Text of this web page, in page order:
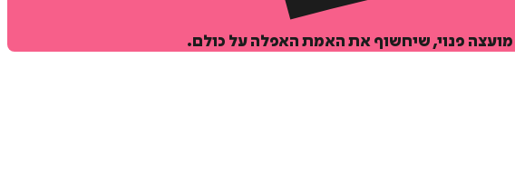
פנוי, שיחשוף את האמת האפלה על כולם.